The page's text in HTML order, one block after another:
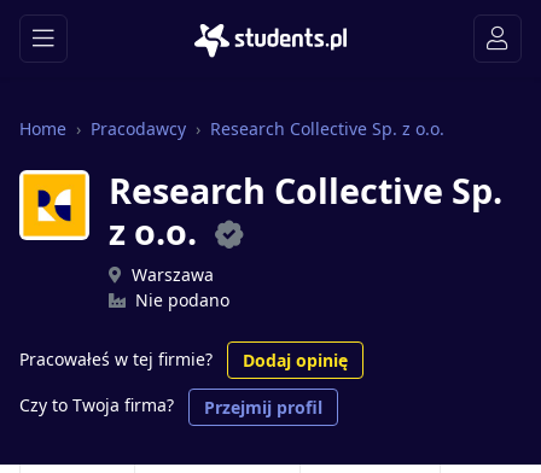
Home Pracodawcy Research Collective Sp. z o.o.
Research Collective Sp.
z o.o.
Warszawa
Nie podano
Pracowałeś w tej firmie?
Dodaj opinię
Czy to Twoja firma?
Przejmij profil